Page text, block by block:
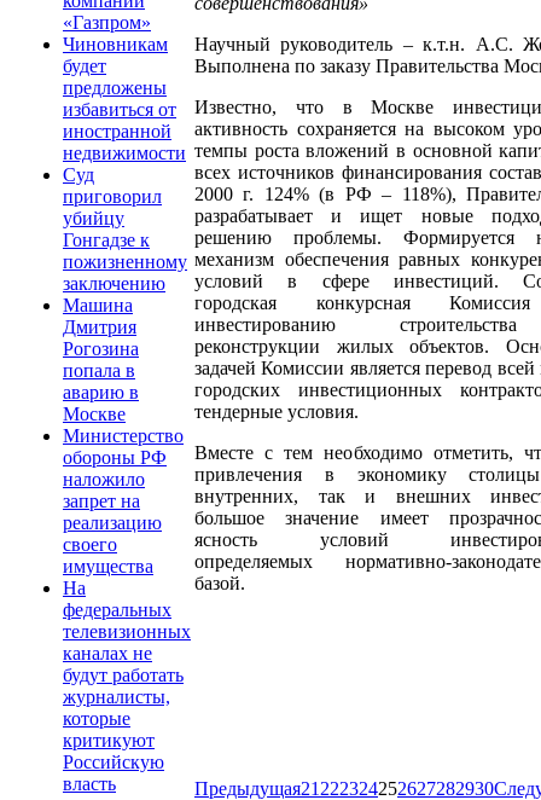
«Газпром»
Чиновникам
будет
предложены
избавиться от
иностранной
недвижимости
Суд
приговорил
убийцу
Гонгадзе к
пожизненному
заключению
Машина
Дмитрия
Рогозина
попала в
аварию в
Москве
Министерство
обороны РФ
наложило
запрет на
реализацию
своего
имущества
На
федеральных
телевизионных
каналах не
будут работать
журналисты,
которые
критикуют
Российскую
власть
Научный руководитель – к.т.н. А.С.
Выполнена по заказу Правительства
Известно, что в Москве
активность сохраняется на высоком
темпы роста вложений в основной
всех источников финансирования
2000 г. 124% (в РФ – 118%),
разрабатывает и ищет новые
решению проблемы. Формируется
механизм обеспечения равных
условий в сфере инвестиций.
городская конкурсная
инвестированию
реконструкции жилых объектов.
задачей Комиссии является перевод
городских инвестиционных
тендерные условия.
Вместе с тем необходимо отметить,
привлечения в экономику
внутренних, так и внешних
большое значение имеет
ясность условий
определяемых нормативно-
базой.
Предыдущая21 222324252627282930